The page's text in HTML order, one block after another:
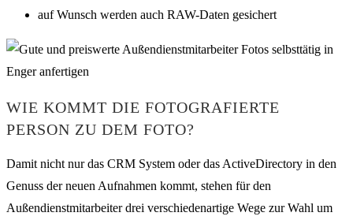
auf Wunsch werden auch RAW-Daten gesichert
WIE KOMMT DIE FOTOGRAFIERTE
PERSON ZU DEM FOTO?
Damit nicht nur das CRM System oder das ActiveDirectory in den
Genuss der neuen Aufnahmen kommt, stehen für den
Außendienstmitarbeiter drei verschiedenartige Wege zur Wahl um